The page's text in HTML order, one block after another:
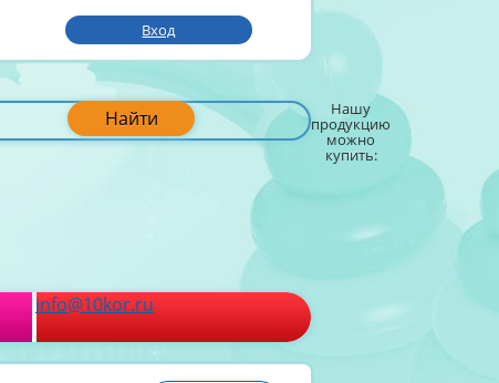
Вход
Найти Нашу
продукцию
можно
купить:
info@10kor.ru